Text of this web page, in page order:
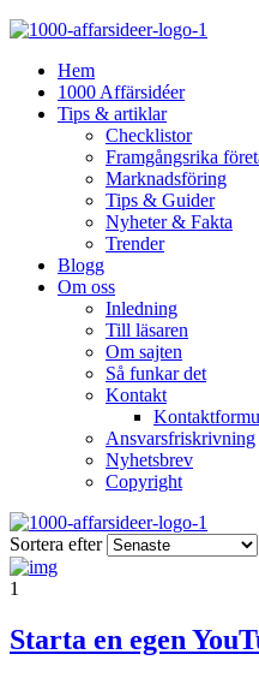
Hem
1000 Affärsidéer
Tips & artiklar
Checklistor
Framgångsrika
Marknadsföring
Tips & Guider
Nyheter & Fakta
Trender
Blogg
Om oss
Inledning
Till läsaren
Om sajten
Så funkar det
Kontakt
Ansvarsfriskrivning
Nyhetsbrev
Copyright
Sortera efter
1
Starta en egen